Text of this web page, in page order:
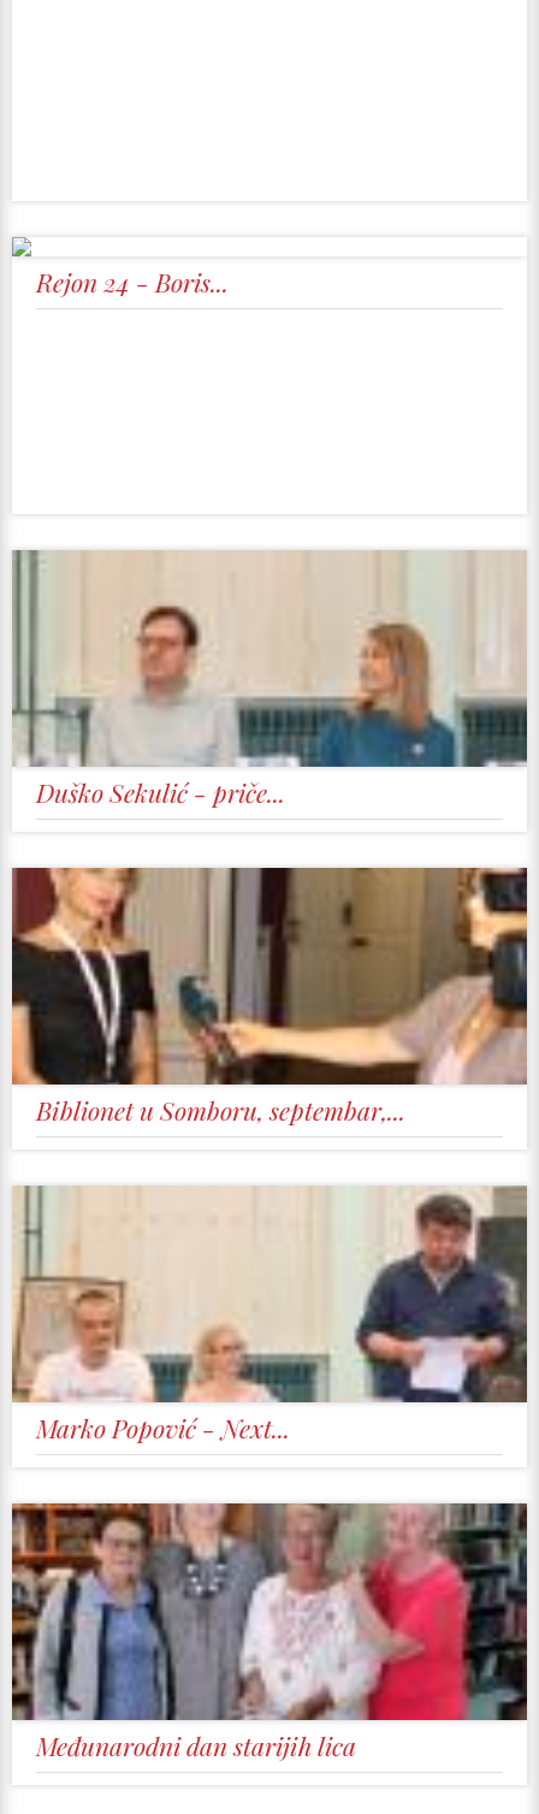
Rejon 24 - Boris...
Duško Sekulić - priče...
Biblionet u Somboru, septembar,...
Marko Popović - Next...
Međunarodni dan starijih lica